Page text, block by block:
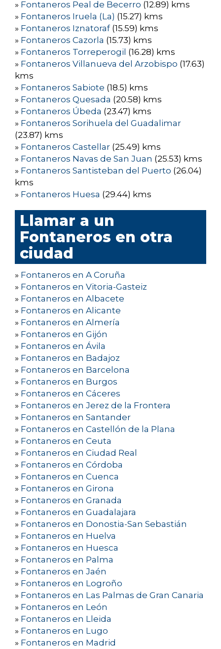
» Fontaneros Peal de Becerro (12.89) kms
» Fontaneros Iruela (La) (15.27) kms
» Fontaneros Iznatoraf(15.59) kms
» Fontaneros Cazorla (15.73) kms
» Fontaneros Torreperogil (16.28) kms
» Fontaneros Villanueva del Arzobispo (17.63)
kms
» Fontaneros Sabiote (18.5) kms
» Fontaneros Quesada (20.58) kms
» Fontaneros Úbeda (23.47) kms
» Fontaneros Sorihuela del Guadalimar
(23.87) kms
» Fontaneros Castellar (25.49) kms
» Fontaneros Navas de San Juan (25.53) kms
» Fontaneros Santisteban del Puerto (26.04)
kms
» Fontaneros Huesa (29.44) kms
Llamar a un
Fontaneros en otra
ciudad
» Fontaneros en A Coruña
» Fontaneros en Vitoria-Gasteiz
» Fontaneros en Albacete
» Fontaneros en Alicante
» Fontaneros en Almería
» Fontaneros en Gijón
» Fontaneros en Ávila
» Fontaneros en Badajoz
» Fontaneros en Barcelona
» Fontaneros en Burgos
» Fontaneros en Cáceres
» Fontaneros en Jerez de la Frontera
» Fontaneros en Santander
» Fontaneros en Castellón de la Plana
» Fontaneros en Ceuta
» Fontaneros en Ciudad Real
» Fontaneros en Córdoba
» Fontaneros en Cuenca
» Fontaneros en Girona
» Fontaneros en Granada
» Fontaneros en Guadalajara
» Fontaneros en Donostia-San Sebastián
» Fontaneros en Huelva
» Fontaneros en Huesca
» Fontaneros en Palma
» Fontaneros en Jaén
» Fontaneros en Logroño
» Fontaneros en Las Palmas de Gran Canaria
» Fontaneros en León
» Fontaneros en Lleida
» Fontaneros en Lugo
» Fontaneros en Madrid